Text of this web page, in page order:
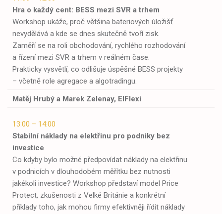
Hra o každý cent: BESS mezi SVR a trhem
Workshop ukáže, proč většina bateriových úložišť
nevydělává a kde se dnes skutečně tvoří zisk.
Zaměří se na roli obchodování, rychlého rozhodování
a řízení mezi SVR a trhem v reálném čase.
Prakticky vysvětlí, co odlišuje úspěšné BESS projekty
– včetně role agregace a algotradingu.
Matěj Hrubý a Marek Zelenay, EIFlexi
13:00 – 14:00
Stabilní náklady na elektřinu pro podniky bez
investice
Co kdyby bylo možné předpovídat náklady na elektřinu
v podnicích v dlouhodobém měřítku bez nutnosti
jakékoli investice? Workshop představí model Price
Protect, zkušenosti z Velké Británie a konkrétní
příklady toho, jak mohou firmy efektivněji řídit náklady